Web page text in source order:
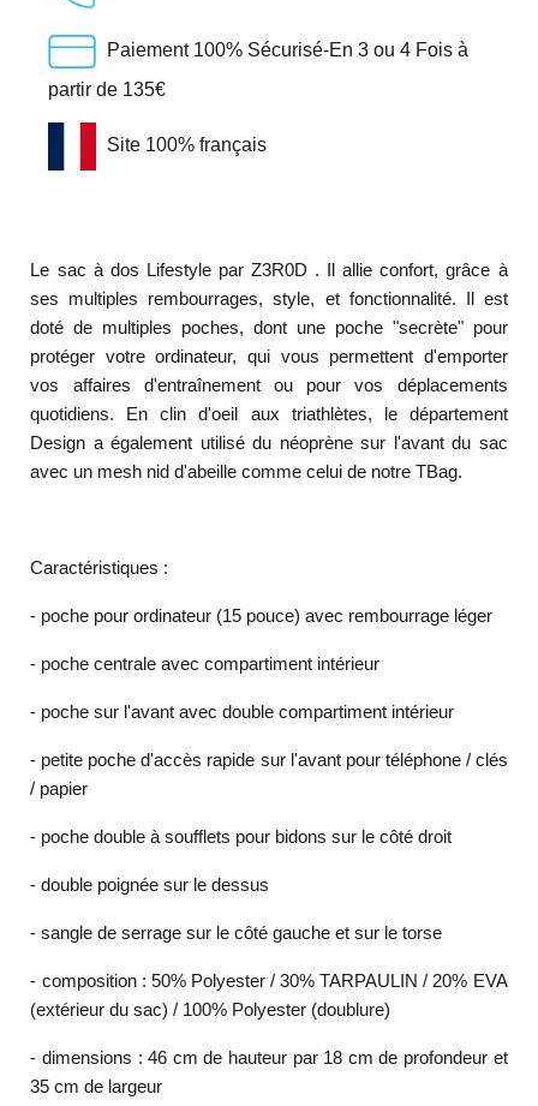
Paiement 100% Sécurisé-En 3 ou 4 Fois à
partir de 135€
Site 100% français
Le sac à dos Lifestyle par Z3R0D . Il allie confort, grâce à
ses multiples rembourrages, style, et fonctionnalité. Il est
doté de multiples poches, dont une poche "secrète" pour
protéger votre ordinateur, qui vous permettent d'emporter
vos affaires d'entraînement ou pour vos déplacements
quotidiens. En clin d'oeil aux triathlètes, le département
Design a également utilisé du néoprène sur l'avant du sac
avec un mesh nid d'abeille comme celui de notre TBag.
Caractéristiques :
- poche pour ordinateur (15 pouce) avec rembourrage léger
- poche centrale avec compartiment intérieur
- poche sur l'avant avec double compartiment intérieur
- petite poche d'accès rapide sur l'avant pour téléphone / clés
/ papier
- poche double à soufflets pour bidons sur le côté droit
- double poignée sur le dessus
- sangle de serrage sur le côté gauche et sur le torse
- composition : 50% Polyester / 30% TARPAULIN / 20% EVA
(extérieur du sac) / 100% Polyester (doublure)
- dimensions : 46 cm de hauteur par 18 cm de profondeur et
35 cm de largeur